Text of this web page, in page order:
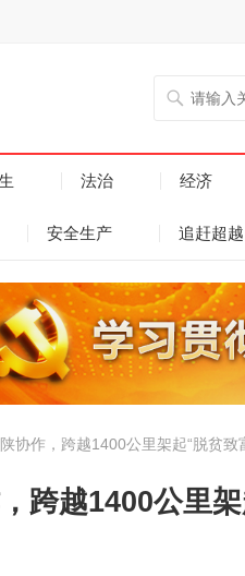
法治 经济
安全生产 追赶超越
协作，跨越1400公里架起“脱贫致
跨越1400公里